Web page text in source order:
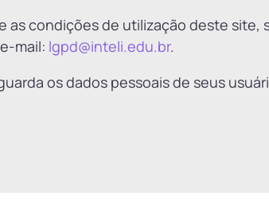
as condições de utilização deste
mail: lgpd@inteli.edu.br.
os dados pessoais de seus